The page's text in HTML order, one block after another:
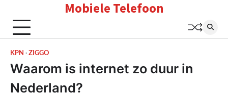
content
Mobiele Telefoon
KPN ZIGGO
Waarom is internet zo duur in
Nederland?